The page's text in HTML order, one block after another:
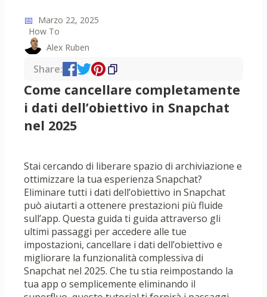
📅 Marzo 22, 2025
How To
Alex Ruben
Share:
Come cancellare completamente
i dati dell’obiettivo in Snapchat
nel 2025
Stai cercando di liberare spazio di archiviazione e
ottimizzare la tua esperienza Snapchat?
Eliminare tutti i dati dell’obiettivo in Snapchat
può aiutarti a ottenere prestazioni più fluide
sull’app. Questa guida ti guida attraverso gli
ultimi passaggi per accedere alle tue
impostazioni, cancellare i dati dell’obiettivo e
migliorare la funzionalità complessiva di
Snapchat nel 2025. Che tu stia reimpostando la
tua app o semplicemente eliminando il